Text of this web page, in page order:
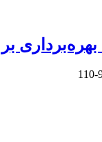
بهره‌برداری